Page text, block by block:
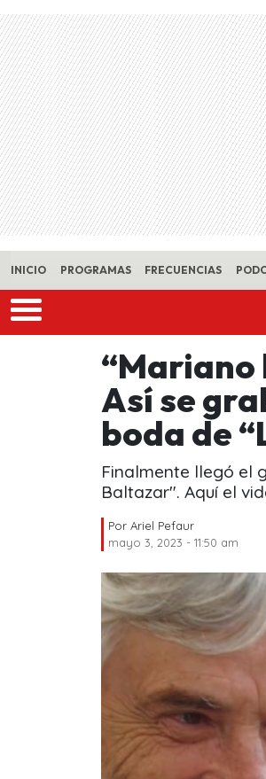
Skip to main content
INICIO PROGRAMAS FRECUENCIAS
Así se
boda de
Finalmente llegó el
Baltazar". Aquí el
Por Ariel Pefaur
mayo 3, 2023 - 11:50 am